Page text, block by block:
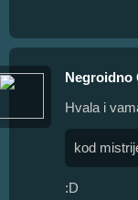
Negroidno
Hvala i
kod
:D